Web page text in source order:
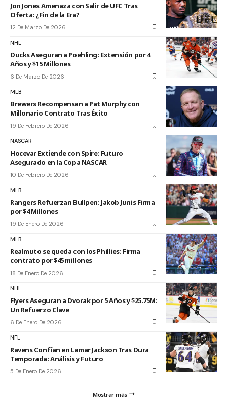
Jon Jones Amenaza con Salir de UFC Tras
Oferta: ¿Fin de la Era?
12 De Marzo De 2026
NHL
Ducks Aseguran a Poehling: Extensión por 4
Años y $15 Millones
6 De Marzo De 2026
MLB
Brewers Recompensan a Pat Murphy con
Millonario Contrato Tras Éxito
19 De Febrero De 2026
NASCAR
Hocevar Extiende con Spire: Futuro
Asegurado en la Copa NASCAR
10 De Febrero De 2026
MLB
Rangers Refuerzan Bullpen: Jakob Junis Firma
por $4 Millones
19 De Enero De 2026
MLB
Realmuto se queda con los Phillies: Firma
contrato por $45 millones
18 De Enero De 2026
NHL
Flyers Aseguran a Dvorak por 5 Años y $25.75M:
Un Refuerzo Clave
6 De Enero De 2026
NFL
Ravens Confían en Lamar Jackson Tras Dura
Temporada: Análisis y Futuro
5 De Enero De 2026
Mostrar más